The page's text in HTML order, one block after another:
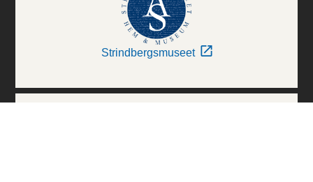
Strindbergsmuseet